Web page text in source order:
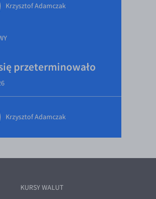
Krzysztof Adamczak
przeterminowało
Krzysztof Adamczak
KURSY WALUT